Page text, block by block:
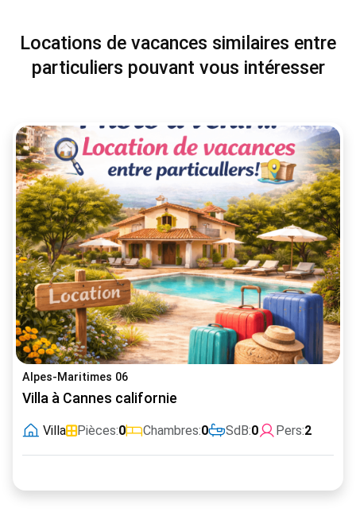
Locations de vacances similaires entre
particuliers pouvant vous intéresser
Alpes-Maritimes 06
Villa à Cannes californie
Villa Pièces:0 Chambres:0 SdB:0 Pers:2